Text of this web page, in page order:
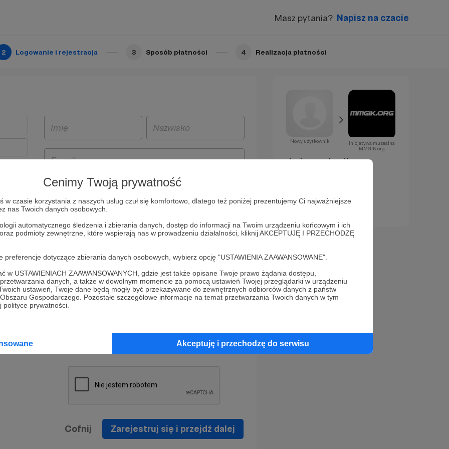
Cenimy Twoją prywatność
w czasie korzystania z naszych usług czuł się komfortowo, dlatego też poniżej prezentujemy Ci najważniejsze
nas Twoich danych osobowych.
automatycznego śledzenia i zbierania danych, dostęp do informacji na Twoim urządzeniu końcowym i ich
podmioty zewnętrzne, które wspierają nas w prowadzeniu działalności, kliknij AKCEPTUJĘ I PRZECHODZĘ
dotyczące zbierania danych osobowych, wybierz opcję "USTAWIENIA ZAAWANSOWANE".
w USTAWIENIACH ZAAWANSOWANYCH, gdzie jest także opisane Twoje prawo żądania dostępu,
danych, a także w dowolnym momencie za pomocą ustawień Twojej przeglądarki w urządzeniu
ustawień, Twoje dane będą mogły być przekazywane do zewnętrznych odbiorców danych z państw
Gospodarczego. Pozostałe szczegółowe informacje na temat przetwarzania Twoich danych w tym
prywatności.
Akceptuję i przechodzę do serwisu
Masz pytania? Napisz na czacie
2 Logowanie i rejestracja 3 Sposób płatności 4 Realizacja płatności
i
będą
z
prawo
na
Politykę Prywatności
* Wyrażam zgodę na przetwarzanie moich danych
osobowych podanych w formularzu rejestracyjnym w celu
prawidłowego świadczenia usług serwisu Patronite.
informacji handlowych - newslettera. Opcja ta może zostać
Cofnij Zarejestruj się i przejdź dalej
Nowy użytkownik
Inicjatywa muzealna
MMGiK.org
Już za chwilę